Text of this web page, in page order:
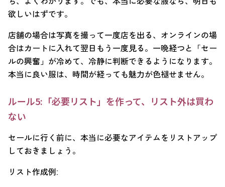
欲しいはずです。
店舗の場合は写真を撮って一度店を出る、オンラインの場
合はカートに入れて翌日もう一度見る。一晩経つと「セー
ルの興奮」が冷めて、冷静に判断できるようになります。
本当に良い服は、時間が経っても魅力が色褪せません。
ルール5:「必要リスト」を作って、リスト外は買わ
ない
セールに行く前に、本当に必要なアイテムをリストアップ
しておきましょう。
リスト作成例: